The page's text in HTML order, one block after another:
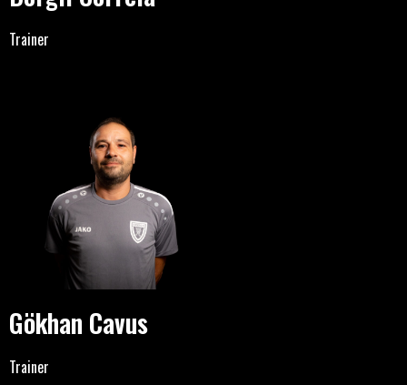
Trainer
Gökhan Cavus
Trainer